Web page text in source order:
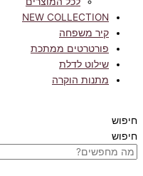
NEW COLLECTION
קיר משפחה
פורטרטים ממתכת
שילוט לדלת
מתנות הוקרה
חיפוש
חיפוש